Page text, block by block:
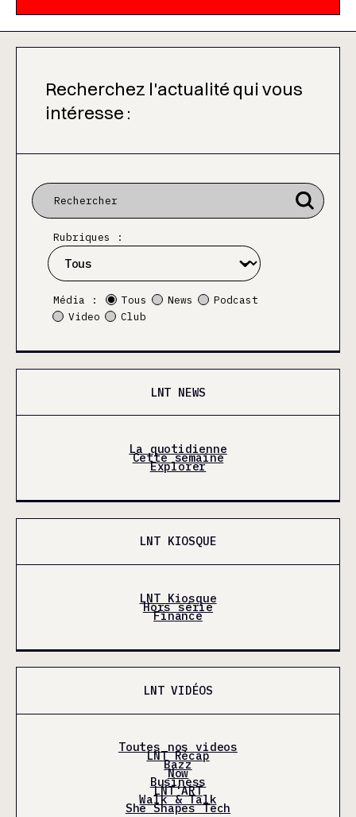
Recherchez l'actualité qui vous
intéresse :
Rubriques :
Média : Tous News
Podcast
Video
Club
LNT NEWS
La quotidienne
Cette semaine
Explorer
LNT KIOSQUE
LNT Kiosque
Hors série
Finance
LNT VIDÉOS
Toutes nos videos
LNT Récap
Bazz
Now
Business
LNT'ART
Walk & Talk
She Shapes Tech